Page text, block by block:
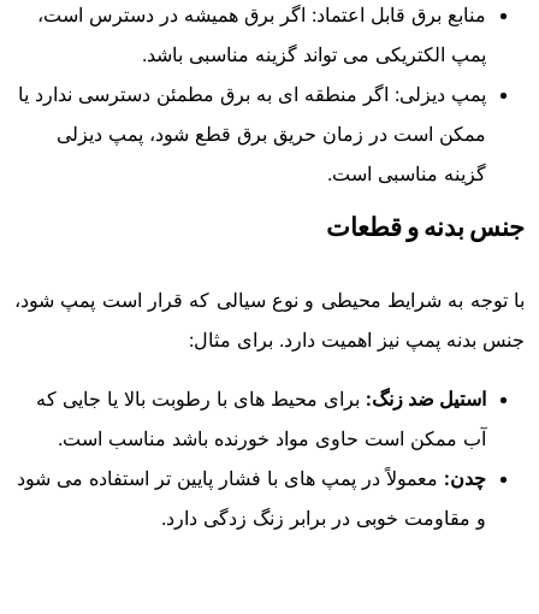
منابع برق قابل اعتماد: اگر برق همیشه در دسترس است،
پمپ الکتریکی می تواند گزینه مناسبی باشد.
پمپ دیزلی: اگر منطقه ای به برق مطمئن دسترسی ندارد یا
ممکن است در زمان حریق برق قطع شود، پمپ دیزلی
گزینه مناسبی است.
جنس بدنه و قطعات
با توجه به شرایط محیطی و نوع سیالی که قرار است پمپ شود،
جنس بدنه پمپ نیز اهمیت دارد. برای مثال:
استیل ضد زنگ: برای محیط های با رطوبت بالا یا جایی که
آب ممکن است حاوی مواد خورنده باشد مناسب است.
چدن: معمولاً در پمپ های با فشار پایین تر استفاده می شود
و مقاومت خوبی در برابر زنگ زدگی دارد.